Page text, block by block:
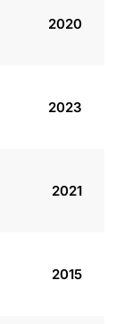
2020
2023
2021
2015